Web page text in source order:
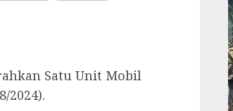
Satu Unit Mobil
2024).